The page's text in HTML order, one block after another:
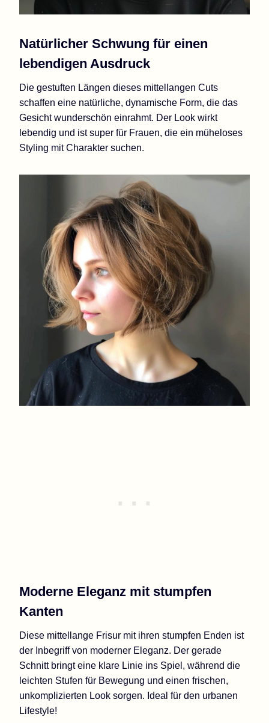
Natürlicher Schwung für einen
lebendigen Ausdruck
Die gestuften Längen dieses mittellangen Cuts
schaffen eine natürliche, dynamische Form, die das
Gesicht wunderschön einrahmt. Der Look wirkt
lebendig und ist super für Frauen, die ein müheloses
Styling mit Charakter suchen.
Moderne Eleganz mit stumpfen
Kanten
Diese mittellange Frisur mit ihren stumpfen Enden ist
der Inbegriff von moderner Eleganz. Der gerade
Schnitt bringt eine klare Linie ins Spiel, während die
leichten Stufen für Bewegung und einen frischen,
unkomplizierten Look sorgen. Ideal für den urbanen
Lifestyle!